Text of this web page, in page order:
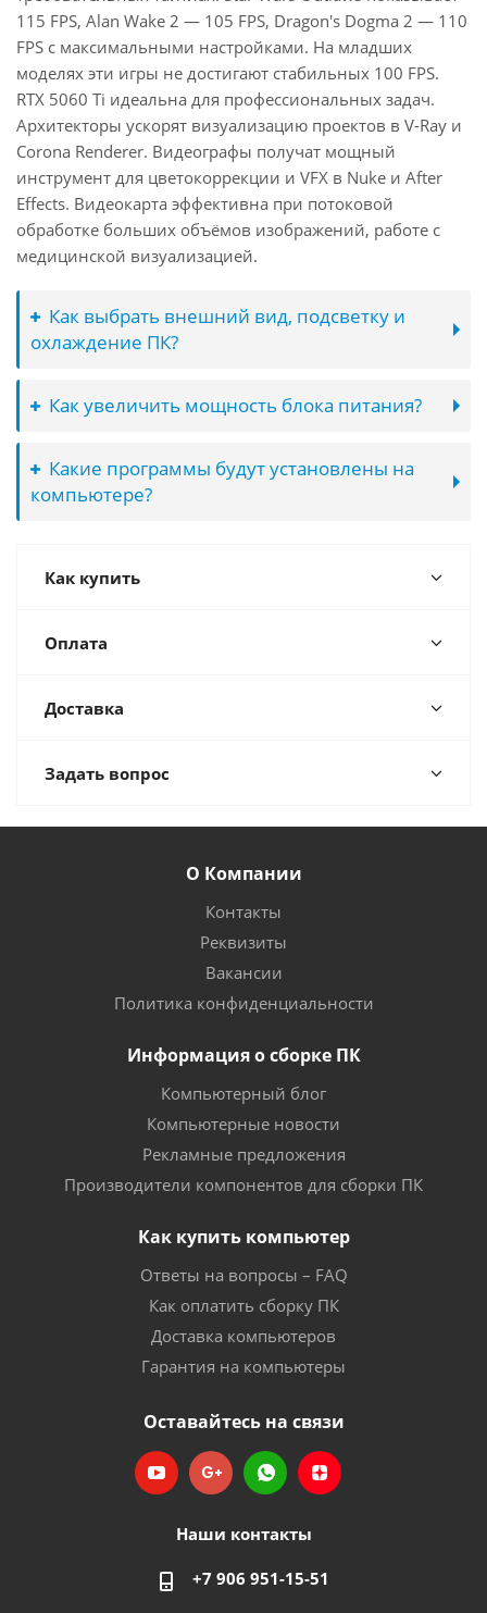
115 FPS, Alan Wake 2 — 105 FPS, Dragon's Dogma 2 — 110
FPS с максимальными настройками. На младших
моделях эти игры не достигают стабильных 100 FPS.
RTX 5060 Ti идеальна для профессиональных задач.
Архитекторы ускорят визуализацию проектов в V-Ray и
Corona Renderer. Видеографы получат мощный
инструмент для цветокоррекции и VFX в Nuke и After
Effects. Видеокарта эффективна при потоковой
обработке больших объёмов изображений, работе с
медицинской визуализацией.
Как выбрать внешний вид, подсветку и
охлаждение ПК?
Как увеличить мощность блока питания?
Какие программы будут установлены на
компьютере?
Как купить
Оплата
Доставка
Задать вопрос
О Компании
Контакты
Реквизиты
Вакансии
Политика конфиденциальности
Информация о сборке ПК
Компьютерный блог
Компьютерные новости
Рекламные предложения
Производители компонентов для сборки ПК
Как купить компьютер
Ответы на вопросы – FAQ
Как оплатить сборку ПК
Доставка компьютеров
Гарантия на компьютеры
Оставайтесь на связи
Наши контакты
+7 906 951-15-51